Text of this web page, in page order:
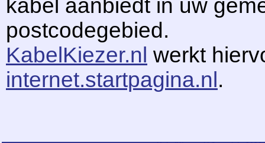
kabel aanbiedt in uw
postcodegebied.
KabelKiezer.nl werkt
internet.startpagina.nl.